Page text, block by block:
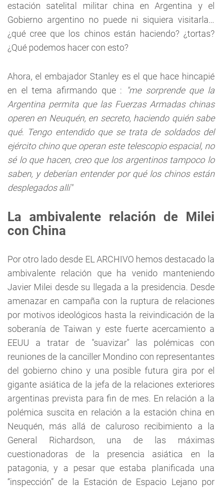
estación satelital militar china en Argentina y el
Gobierno argentino no puede ni siquiera visitarla…
¿qué cree que los chinos están haciendo? ¿tortas?
¿Qué podemos hacer con esto?
Ahora, el embajador Stanley es el que hace hincapié
en el tema afirmando que :
"me sorprende que la
Argentina permita que las Fuerzas Armadas chinas
operen en Neuquén, en secreto, haciendo quién sabe
qué. Tengo entendido que se trata de soldados del
ejército chino que operan este telescopio espacial, no
sé lo que hacen, creo que los argentinos tampoco lo
saben, y deberían entender por qué los chinos están
desplegados allí"
La ambivalente relación de Milei
con China
Por otro lado desde EL ARCHIVO hemos destacado la
ambivalente relación que ha venido manteniendo
Javier Milei desde su llegada a la presidencia. Desde
amenazar en campaña con la ruptura de relaciones
por motivos ideológicos hasta la reivindicación de la
soberanía de Taiwan y este fuerte acercamiento a
EEUU a tratar de "suavizar" las polémicas con
reuniones de la canciller Mondino con representantes
del gobierno chino y una posible futura gira por el
gigante asiática de la jefa de la relaciones exteriores
argentinas prevista para fin de mes. En relación a la
polémica suscita en relación a la estación china en
Neuquén, más allá de caluroso recibimiento a la
General Richardson, una de las máximas
cuestionadoras de la presencia asiática en la
patagonia, y a pesar que estaba planificada una
“inspección” de la Estación de Espacio Lejano por